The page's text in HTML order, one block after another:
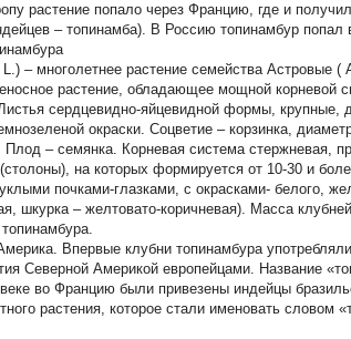
растение попало через Францию, где и
– топинамба). В Россию топинамбур
L.) – многолетнее растение семейства Астровые (
растение, обладающее мощной корневой
сердцевидно-яйцевидной формы, крупные,
окраски. Соцветие – корзинка,
– семянка. Корневая система стержневая,
на которых формируется от 10-30 и
почками-глазками, с окрасками- белого,
шкурка – желтовато-коричневая). Масса
Впервые клубни топинамбура
Северной Америкой европейцами. Название
во Францию были привезены индейцы
растения, которое стали именовать словом